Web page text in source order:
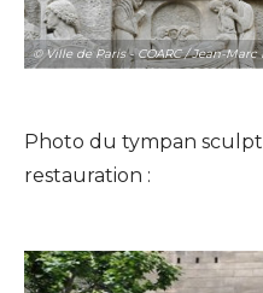
© Ville de Paris - COARC / Jean-Marc
Photo du tympan
restauration :